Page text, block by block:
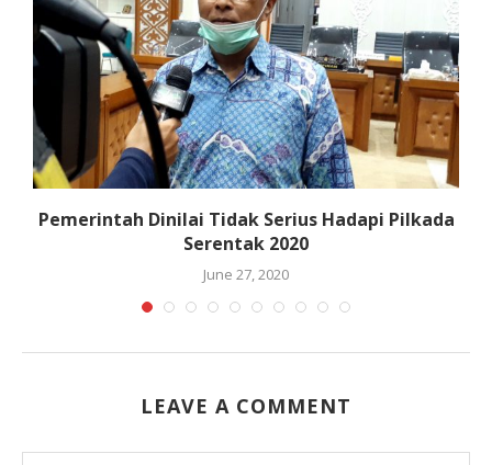
Pemerintah Dinilai Tidak Serius Hadapi Pilkada
Serentak 2020
June 27, 2020
LEAVE A COMMENT